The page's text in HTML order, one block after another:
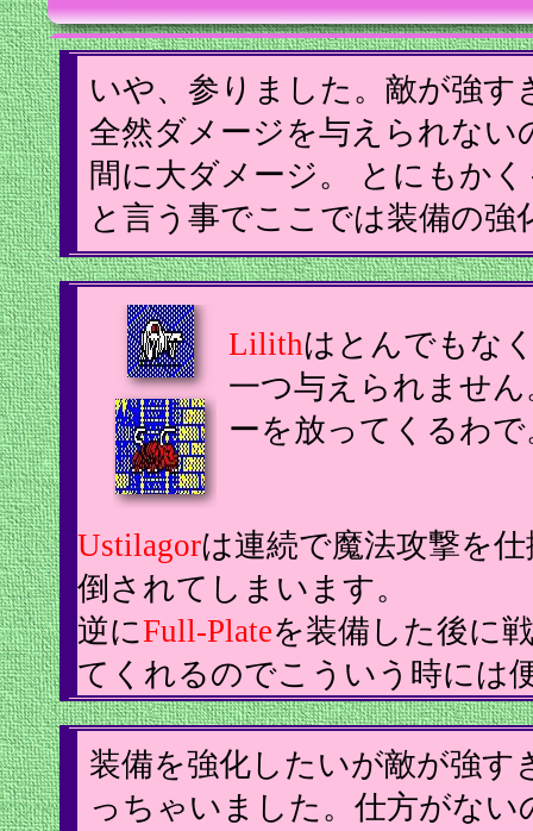
いや、参りました。敵が強
全然ダメージを与えられな
間に大ダメージ。 とにもか
と言う事でここでは装備の
Lilithはとんでもな
一つ与えられませ
ーを放ってくるわ
Ustilagorは連続で魔法攻撃を
倒されてしまいます。
逆にFull-Plateを装備した後に
てくれるのでこういう時には
装備を強化したいが敵が強
っちゃいました。仕方がな